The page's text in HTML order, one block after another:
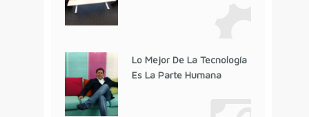
Lo Mejor De La Tecnología
Es La Parte Humana